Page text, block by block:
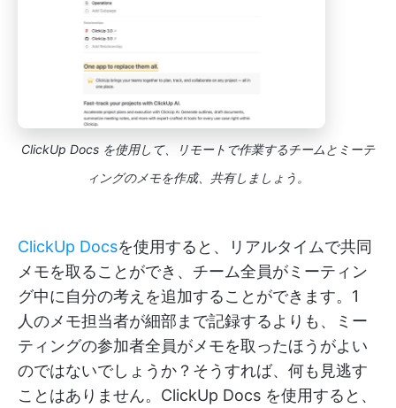
ClickUp Docs を使用して、リモートで作業するチームとミーテ
ィングのメモを作成、共有しましょう。
ClickUp Docsを使用すると、リアルタイムで共同
メモを取ることができ、チーム全員がミーティン
グ中に自分の考えを追加することができます。1
人のメモ担当者が細部まで記録するよりも、ミー
ティングの参加者全員がメモを取ったほうがよい
のではないでしょうか？そうすれば、何も見逃す
ことはありません。ClickUp Docs を使用すると、